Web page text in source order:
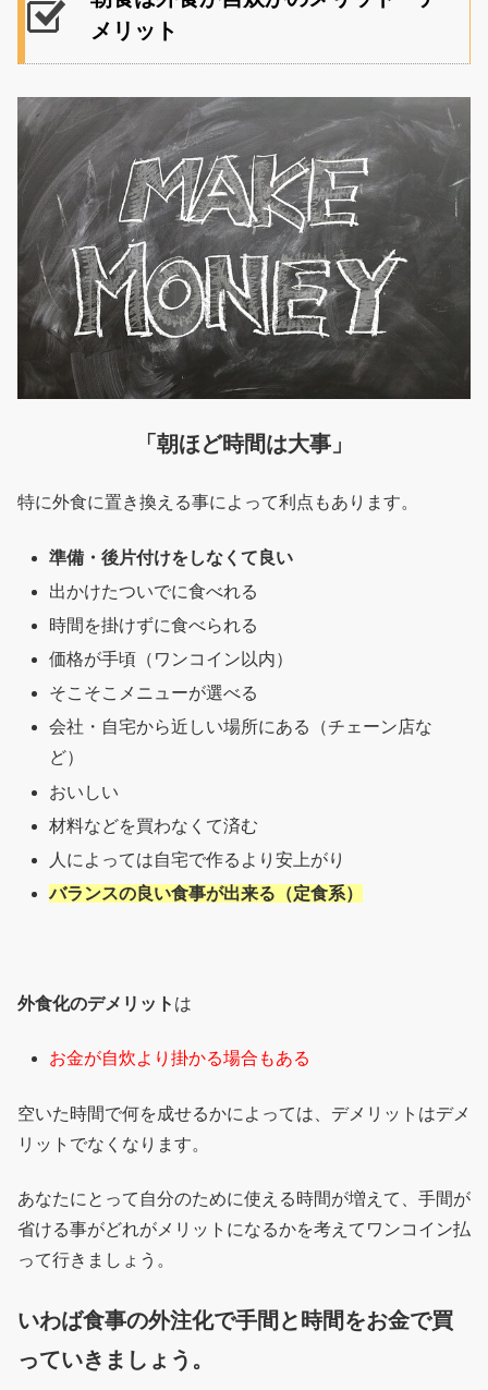
メリット
「朝ほど時間は大事」
特に外食に置き換える事によって利点もあります。
準備・後片付けをしなくて良い
出かけたついでに食べれる
時間を掛けずに食べられる
価格が手頃（ワンコイン以内）
そこそこメニューが選べる
会社・自宅から近しい場所にある（チェーン店な
ど）
おいしい
材料などを買わなくて済む
人によっては自宅で作るより安上がり
バランスの良い食事が出来る（定食系）
外食化のデメリット は
お金が自炊より掛かる場合もある
空いた時間で何を成せるかによっては、デメリットはデメ
リットでなくなります。
あなたにとって自分のために使える時間が増えて、手間が
省ける事がどれがメリットになるかを考えてワンコイン払
って行きましょう。
いわば食事の外注化で手間と時間をお金で買
っていきましょう。